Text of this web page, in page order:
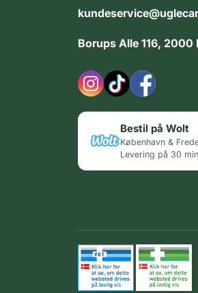
Borups Alle 116, 2000
Bestil på Wolt
København &
Levering på 30